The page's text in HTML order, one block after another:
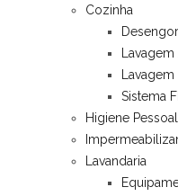
Cozinha
Sistema
Higiene Pessoal
Lavandaria